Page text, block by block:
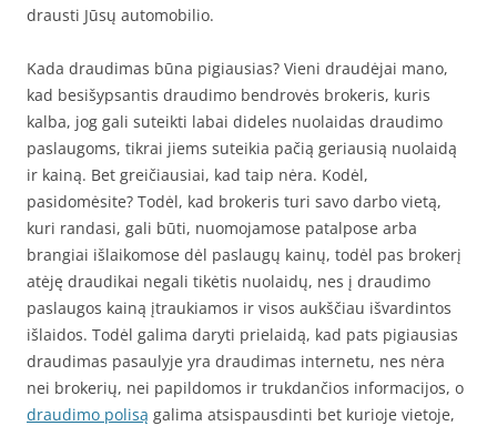
drausti Jūsų automobilio.
Kada draudimas būna pigiausias? Vieni draudėjai mano,
kad besišypsantis draudimo bendrovės brokeris, kuris
kalba, jog gali suteikti labai dideles nuolaidas draudimo
paslaugoms, tikrai jiems suteikia pačią geriausią nuolaidą
ir kainą. Bet greičiausiai, kad taip nėra. Kodėl,
pasidomėsite? Todėl, kad brokeris turi savo darbo vietą,
kuri randasi, gali būti, nuomojamose patalpose arba
brangiai išlaikomose dėl paslaugų kainų, todėl pas brokerį
atėję draudikai negali tikėtis nuolaidų, nes į draudimo
paslaugos kainą įtraukiamos ir visos aukščiau išvardintos
išlaidos. Todėl galima daryti prielaidą, kad pats pigiausias
draudimas pasaulyje yra draudimas internetu, nes nėra
nei brokerių, nei papildomos ir trukdančios informacijos, o
draudimo polisą galima atsispausdinti bet kurioje vietoje,